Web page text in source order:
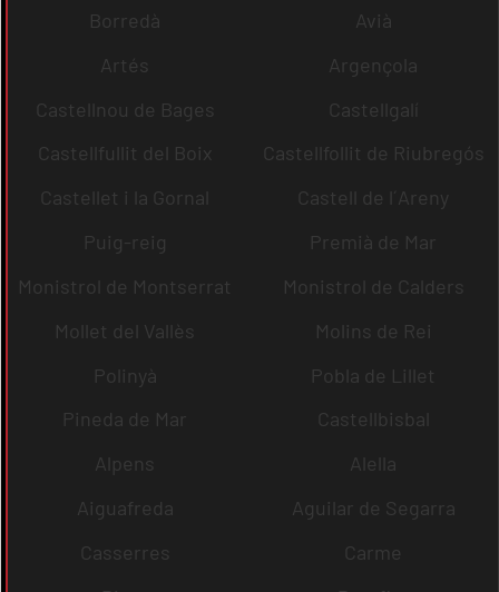
Borredà
Avià
Artés
Argençola
Castellnou de Bages
Castellgalí
Castellfullit del Boix
Castellfollit de Riubregós
Castellet i la Gornal
Castell de l´Areny
Puig-reig
Premià de Mar
Monistrol de Montserrat
Monistrol de Calders
Mollet del Vallès
Molins de Rei
Polinyà
Pobla de Lillet
Pineda de Mar
Castellbisbal
Alpens
Alella
Aiguafreda
Aguilar de Segarra
Casserres
Carme